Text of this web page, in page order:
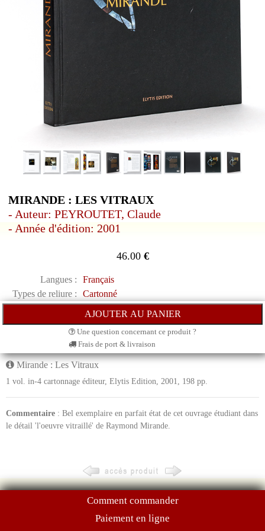
MIRANDE : LES VITRAUX
- Auteur: PEYROUTET, Claude
- Année d'édition: 2001
46.00€
Langues :
Français
Types de reliure :
Cartonné
Une question concernant ce produit ?
Frais de port & livraison
Mirande : Les Vitraux
1 vol. in-4 cartonnage éditeur, Elytis Edition, 2001, 198 pp.
Commentaire : Bel exemplaire en parfait état de cet ouvrage étudiant dans
le détail 'l'oeuvre vitraillé' de Raymond Mirande.
Comment commander
Paiement en ligne